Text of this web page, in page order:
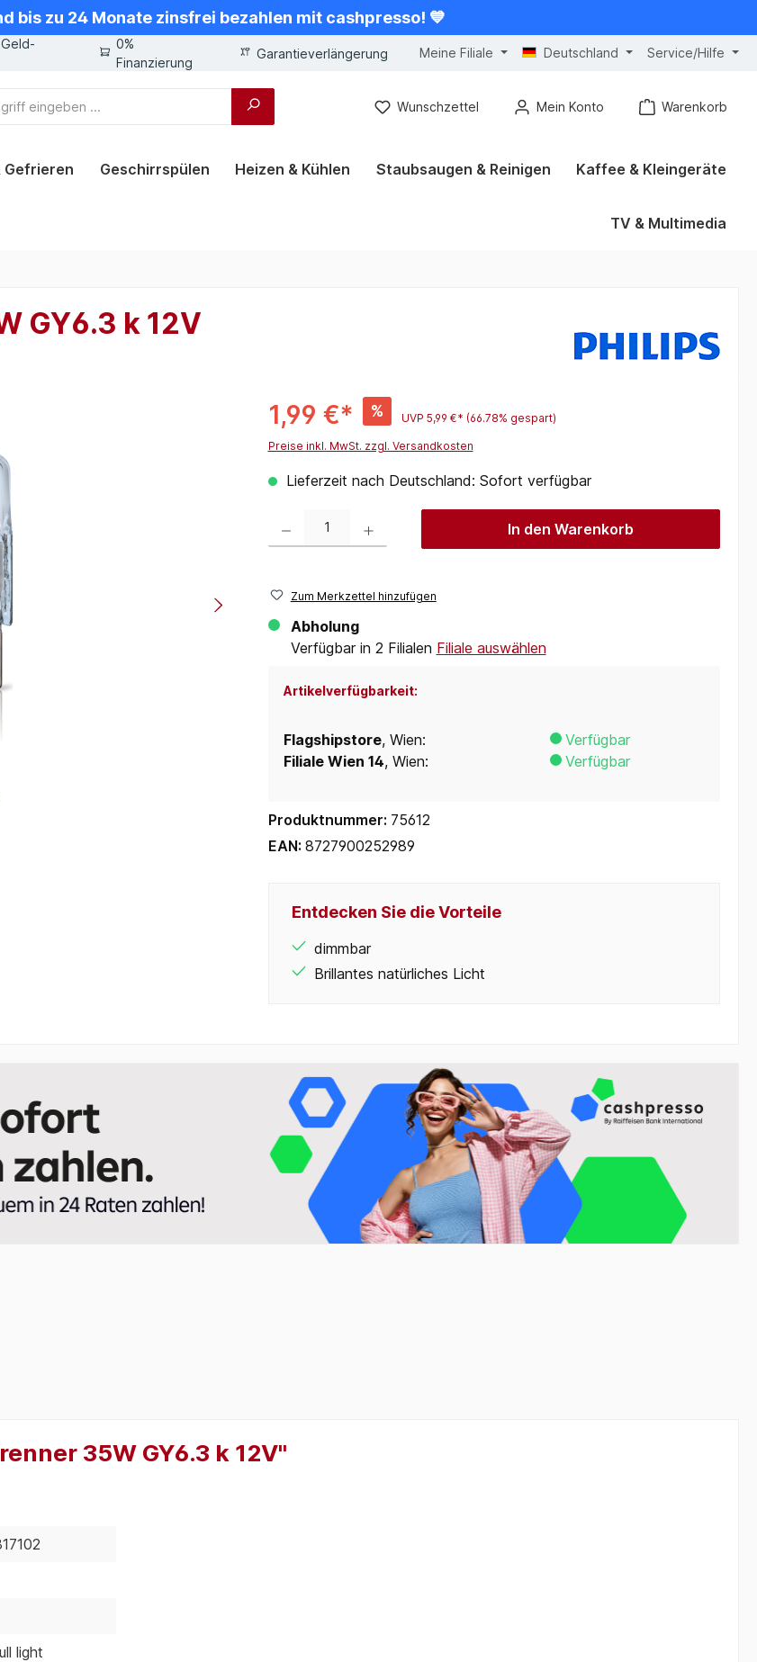
bis zu 24 Monate zinsfrei bezahlen mit cashpresso! 💙
0%
Finanzierung
Garantieverlängerung Meine Filiale Deutschland Service/Hilfe
Wunschzettel Mein Konto Warenkorb
Gefrieren Geschirrspülen Heizen & Kühlen Staubsaugen & Reinigen Kaffee & Kleingeräte
TV & Multimedia
GY6.3 k 12V
1,99 €* % UVP 5,99 €* (66.78% gespart)
Preise inkl. MwSt. zzgl. Versandkosten
Lieferzeit nach Deutschland: Sofort verfügbar
In den Warenkorb
Zum Merkzettel hinzufügen
Abholung
Verfügbar in 2 Filialen Filiale auswählen
Artikelverfügbarkeit:
Flagshipstore, Wien:
Verfügbar
Filiale Wien 14, Wien: Verfügbar
Produktnummer: 75612
EAN: 8727900252989
Entdecken Sie die Vorteile
dimmbar
Brillantes natürliches Licht
35W GY6.3 k 12V"
light